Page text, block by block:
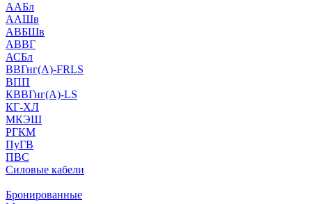
ААБл
ААШв
АВБШв
АВВГ
АСБл
ВВГнг(А)-FRLS
ВПП
КВВГнг(А)-LS
КГ-ХЛ
МКЭШ
РГКМ
ПуГВ
ПВС
Силовые кабели
Бронированные